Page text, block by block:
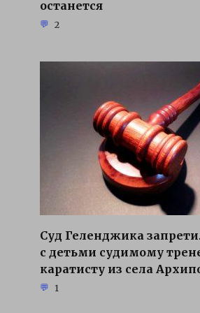
останется
2
Суд Геленджика
с детьми судимому
каратисту из села
1